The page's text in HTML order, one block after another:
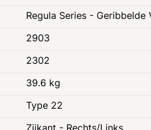
Regula Series - Geribbelde
2903
2302
39.6 kg
Type 22